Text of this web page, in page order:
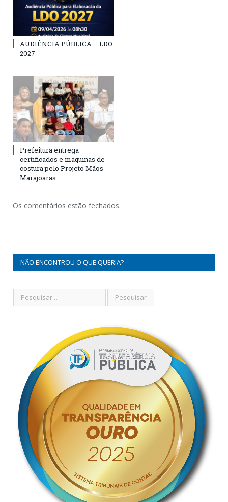
AUDIÊNCIA PÚBLICA – LDO
2027
Prefeitura entrega
certificados e máquinas de
costura pelo Projeto Mãos
Marajoaras
Os comentários estão fechados.
NÃO ENCONTROU O QUE QUERIA?